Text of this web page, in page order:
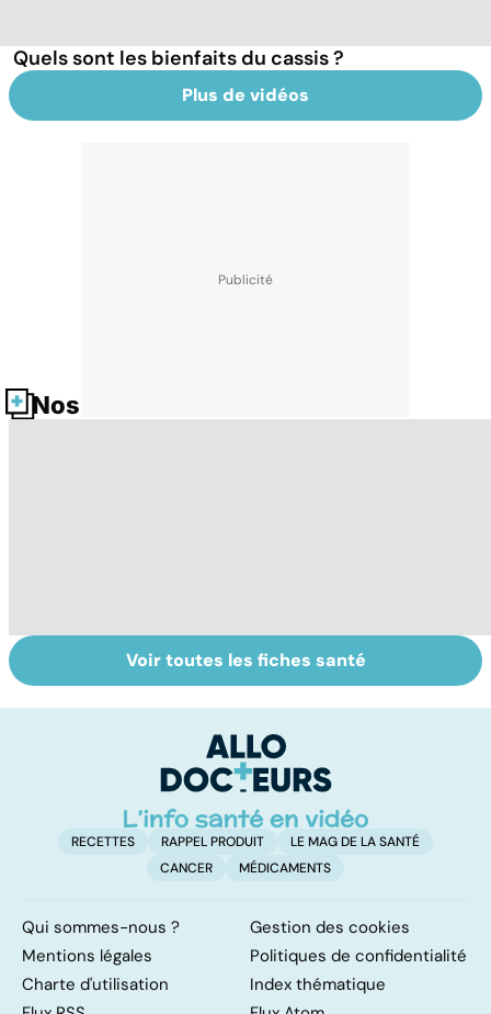
Quels sont les bienfaits du cassis ?
Plus de vidéos
Nos fiches santé
Tout savoir sur le
vitiligo
Prurit,
démangeaisons :
peau qui gratte !
Voir toutes les fiches santé
RECETTES RAPPEL PRODUIT
LE MAG DE LA SANTÉ
CANCER
MÉDICAMENTS
Qui sommes-nous ?
Gestion des cookies
Mentions légales
Politiques de confidentialité
Charte d'utilisation
Index thématique